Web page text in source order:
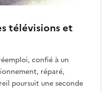
télévisions et
confié à un
réparé,
poursuit une seconde